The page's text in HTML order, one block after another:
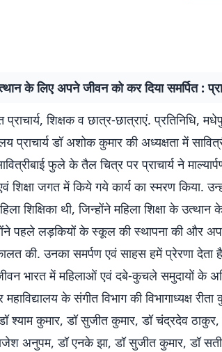
के लिए अपने जीवन को कर दिया समर्पित :
शिक्षक व छात्र-छात्राएं. प्रतिनिधि,
प्राचार्य डॉ अशोक कुमार की अध्यक्षता में
फुले के तैल चित्र पर प्राचार्य ने
शिक्षा जगत में किये गये कार्य का स्मरण किया.
शिक्षिका थी, जिन्होंने महिला शिक्षा के उत्थान
पहले लड़कियों के स्कूल की स्थापना की और
की. उनका समर्पण एवं साहस हमें प्रेरणा देता
भारत में महिलाओं एवं दबे-कुचले समुदायों के
के संगीत विभाग की विभागाध्यक्ष रीता
श्याम कुमार, डॉ सुजीत कुमार, डॉ चंद्रदेव ठाकुर,
अनुपम, डॉ एनके झा, डॉ सुजीत कुमार, डॉ